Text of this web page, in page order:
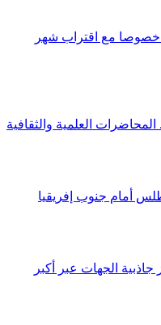
خصوصا مع اقتراب شهر
المحاضرات العلمية والثقافية
أمام جنوب إفريقيا
الجهات عبر أكبر